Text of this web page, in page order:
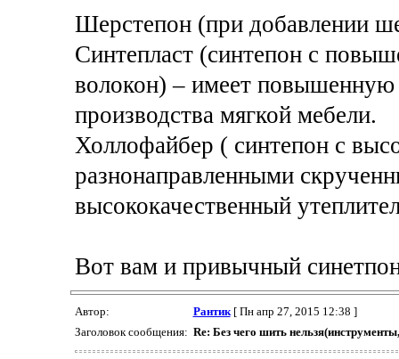
Шерстепон (при добавлении
Синтепласт (синтепон с
волокон) – имеет повышенную
производства мягкой мебели.
Холлофайбер ( синтепон с
разнонаправленными
высококачественный
Вот вам и привычный
Автор: Рантик[ Пн апр 27, 2015 12:38 ]
Заголовок сообщения: Re: Без чего шить